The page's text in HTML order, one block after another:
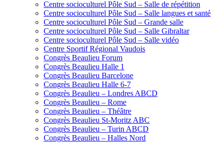
Centre socioculturel Pôle Sud – Salle de répétition
Centre socioculturel Pôle Sud – Salle langues et santé
Centre socioculturel Pôle Sud – Grande salle
Centre socioculturel Pôle Sud – Salle Gibraltar
Centre socioculturel Pôle Sud – Salle vidéo
Centre Sportif Régional Vaudois
Congrès Beaulieu Forum
Congrès Beaulieu Halle 1
Congrès Beaulieu Barcelone
Congrès Beaulieu Halle 6-7
Congrès Beaulieu – Londres ABCD
Congrès Beaulieu – Rome
Congrès Beaulieu – Théâtre
Congrès Beaulieu St-Moritz ABC
Congrès Beaulieu – Turin ABCD
Congrès Beaulieu – Halles Nord